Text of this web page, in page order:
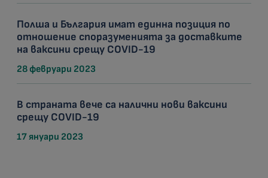
Полша и България имат единна позиция по
отношение споразуменията за доставките
на ваксини срещу COVID-19
28 февруари 2023
В страната вече са налични нови ваксини
срещу COVID-19
17 януари 2023